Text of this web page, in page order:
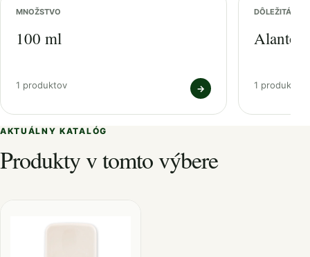
MNOŽSTVO
100 ml
1 produktov →
DÔLEŽITÁ
Alantoín
1 produktov
AKTUÁLNY KATALÓG
Produkty v tomto výbere